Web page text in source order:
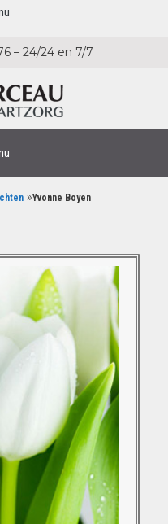
– 24/24 en 7/7
»Yvonne Boyen